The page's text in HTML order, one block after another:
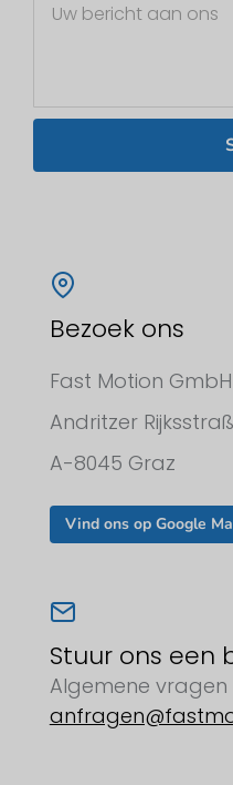
Bezoek ons
Fast Motion GmbH
Andritzer
A-8045 Graz
Vind ons op Google
Stuur ons een
Algemene vragen